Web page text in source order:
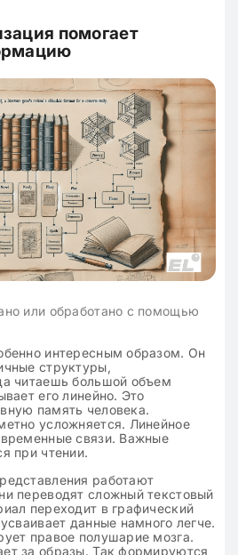
помогает
или обработано с помощью
интересным образом. Он
структуры,
читаешь большой объем
его линейно. Это
память человека.
усложняется. Линейное
связи. Важные
при чтении.
работают
переводят сложный текстовый
переходит в графический
данные намного легче.
правое полушарие мозга.
за образы. Так формируются